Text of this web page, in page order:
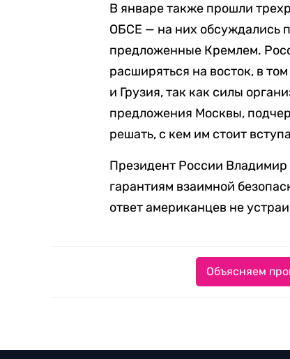
В январе также прошли
ОБСЕ — на них обсуждались
предложенные Кремлем.
расширяться на восток, в
и Грузия, так как силы
предложения Москвы,
решать, с кем им стоит
Президент России
гарантиям взаимной
ответ американцев не
Объясняем